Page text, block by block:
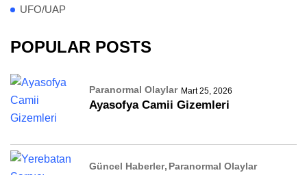
UFO/UAP
POPULAR POSTS
Paranormal Olaylar Mart 25, 2026
Ayasofya Camii Gizemleri
Güncel Haberler Paranormal Olaylar